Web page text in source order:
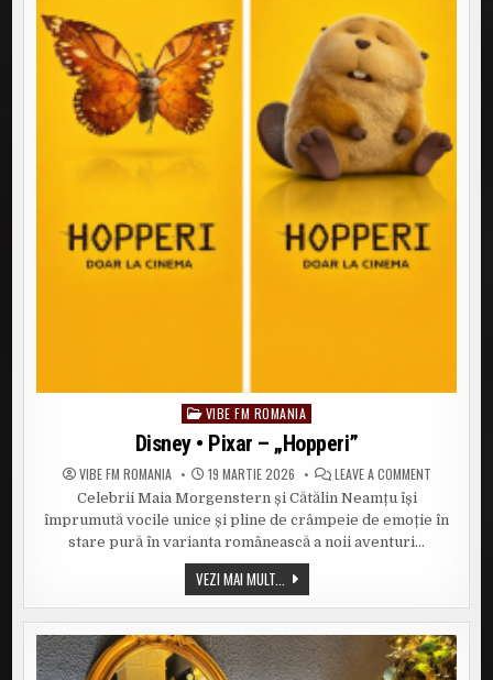
Posted
VIBE FM ROMANIA
Disney • Pixar – „Hopperi”
VIBE FM ROMANIA 19 MARTIE 2026 LEAVE A COMMENTON
PIXAR
–
Celebrii Maia Morgenstern și Cătălin Neamțu își
împrumută vocile unice și pline de crâmpeie de emoție în
stare pură în varianta românească a noii aventuri…
VEZI MAI MULT... DISNEY
•
PIXAR
–
„HOPPERI”